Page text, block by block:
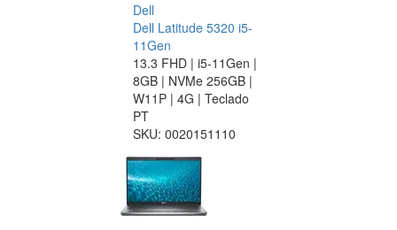
Dell
Dell Latitude 5320 i5-
11Gen
13.3 FHD | i5-11Gen |
8GB | NVMe 256GB |
W11P | 4G | Teclado
PT
SKU: 0020151110